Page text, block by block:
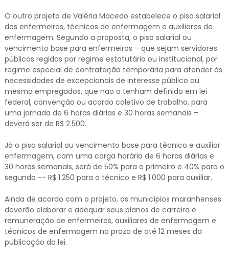
O outro projeto de Valéria Macedo estabelece o piso salarial
dos enfermeiros, técnicos de enfermagem e auxiliares de
enfermagem. Segundo a proposta, o piso salarial ou
vencimento base para enfermeiros – que sejam servidores
públicos regidos por regime estatutário ou institucional, por
regime especial de contratação temporária para atender às
necessidades de excepcionais de interesse público ou
mesmo empregados, que não o tenham definido em lei
federal, convenção ou acordo coletivo de trabalho, para
uma jornada de 6 horas diárias e 30 horas semanais –
deverá ser de R$ 2.500.
Já o piso salarial ou vencimento base para técnico e auxiliar
enfermagem, com uma carga horária de 6 horas diárias e
30 horas semanais, será de 50% para o primeiro e 40% para o
segundo -- R$ 1.250 para o técnico e R$ 1.000 para auxiliar.
Ainda de acordo com o projeto, os municípios maranhenses
deverão elaborar e adequar seus planos de carreira e
remuneração de enfermeiros, auxiliares de enfermagem e
técnicos de enfermagem no prazo de até 12 meses da
publicação da lei.